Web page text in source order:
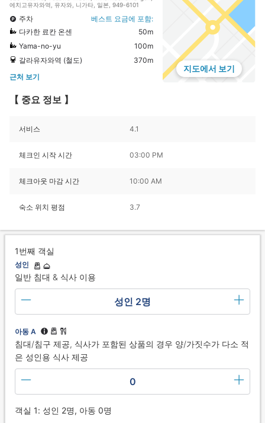
에치고유자와역, 유자와, 니가타, 일본, 949-6101
주차
베스트 요금에 포함:
다카한 료칸 온센
50m
Yama-no-yu
100m
갈라유자와역 (철도)
370m
근처 보기
지도에서 보기
【 중요 정보 】
서비스 4.1
체크인 시작 시간 03:00 PM
체크아웃 마감 시간 10:00 AM
숙소 위치 평점 3.7
1번째 객실
성인
일반 침대 & 식사 이용
성인 2명
아동 A
침대/침구 제공, 식사가 포함된 상품의 경우 양/가짓수가 다소 적
은 성인용 식사 제공
0
객실 1: 성인 2명, 아동 0명